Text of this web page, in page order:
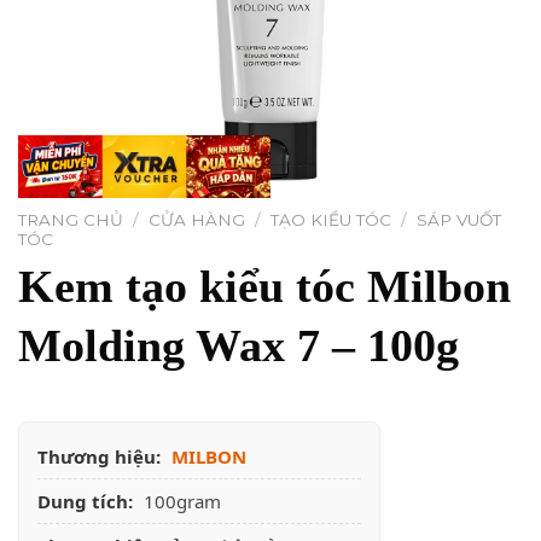
TRANG CHỦ / CỬA HÀNG / TẠO KIỂU TÓC / SÁP VUỐT
TÓC
Kem tạo kiểu tóc Milbon
Molding Wax 7 – 100g
Thương hiệu: MILBON
Dung tích: 100gram